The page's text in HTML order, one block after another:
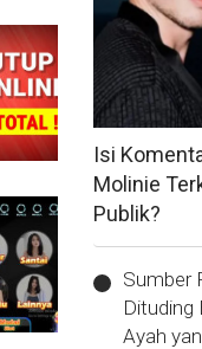
Isi
Molinie
Publik?
Sumber
Dituding
Ayah